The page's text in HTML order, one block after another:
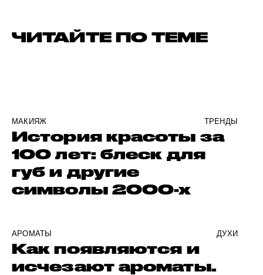
ЧИТАЙТЕ ПО ТЕМЕ
МАКИЯЖ ТРЕНДЫ
История красоты за
100 лет: блеск для
губ и другие
символы 2000-х
АРОМАТЫ ДУХИ
Как появляются и
исчезают ароматы.